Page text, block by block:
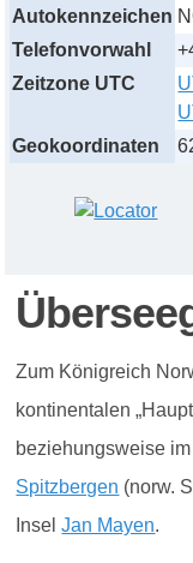
Autokennzeichen
Telefonvorwahl
Zeitzone UTC
Geokoordinaten
Zum Königreich
kontinentalen
beziehungsweise
Spitzbergen (norw.
InselJan Mayen.